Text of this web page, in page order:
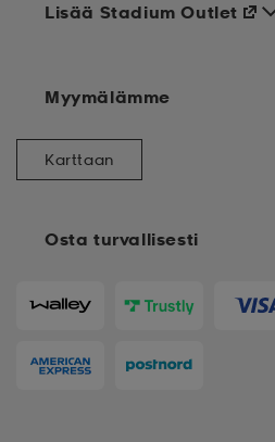
Osta turvallisesti
Lisää Stadium Outlet
Myymälämme
Karttaan